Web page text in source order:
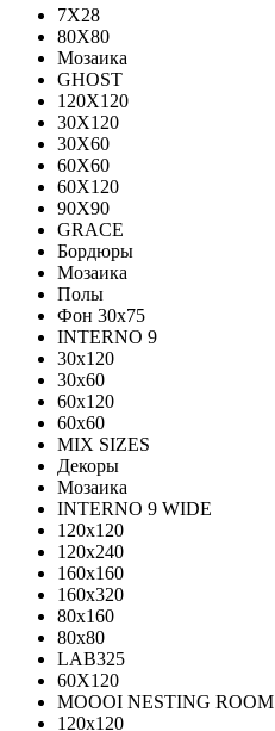
7X28
80X80
Мозаика
GHOST
120X120
30X120
30X60
60X60
60Х120
90X90
GRACE
Бордюры
Мозаика
Полы
Фон 30х75
INTERNO 9
30x120
30x60
60x120
60x60
MIX SIZES
Декоры
Мозаика
INTERNO 9 WIDE
120x120
120x240
160x160
160x320
80x160
80x80
LAB325
60X120
MOOOI NESTING ROOM
120x120